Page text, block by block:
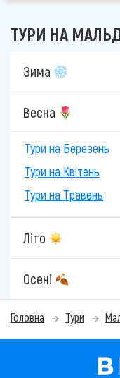
ТУРИ НА
Зима
Весна
Тури на Березень
Тури на Квітень
Тури на Травень
Літо
Осені
Головна Тури